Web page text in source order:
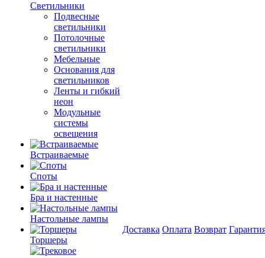
Светильники
Подвесные
светильники
Потолочные
светильники
Мебельные
Основания для
светильников
Ленты и гибкий
неон
Модульные
системы
освещения
Встраиваемые
Споты
Бра и настенные
Настольные лампы
Торшеры
Доставка Оплата Возврат